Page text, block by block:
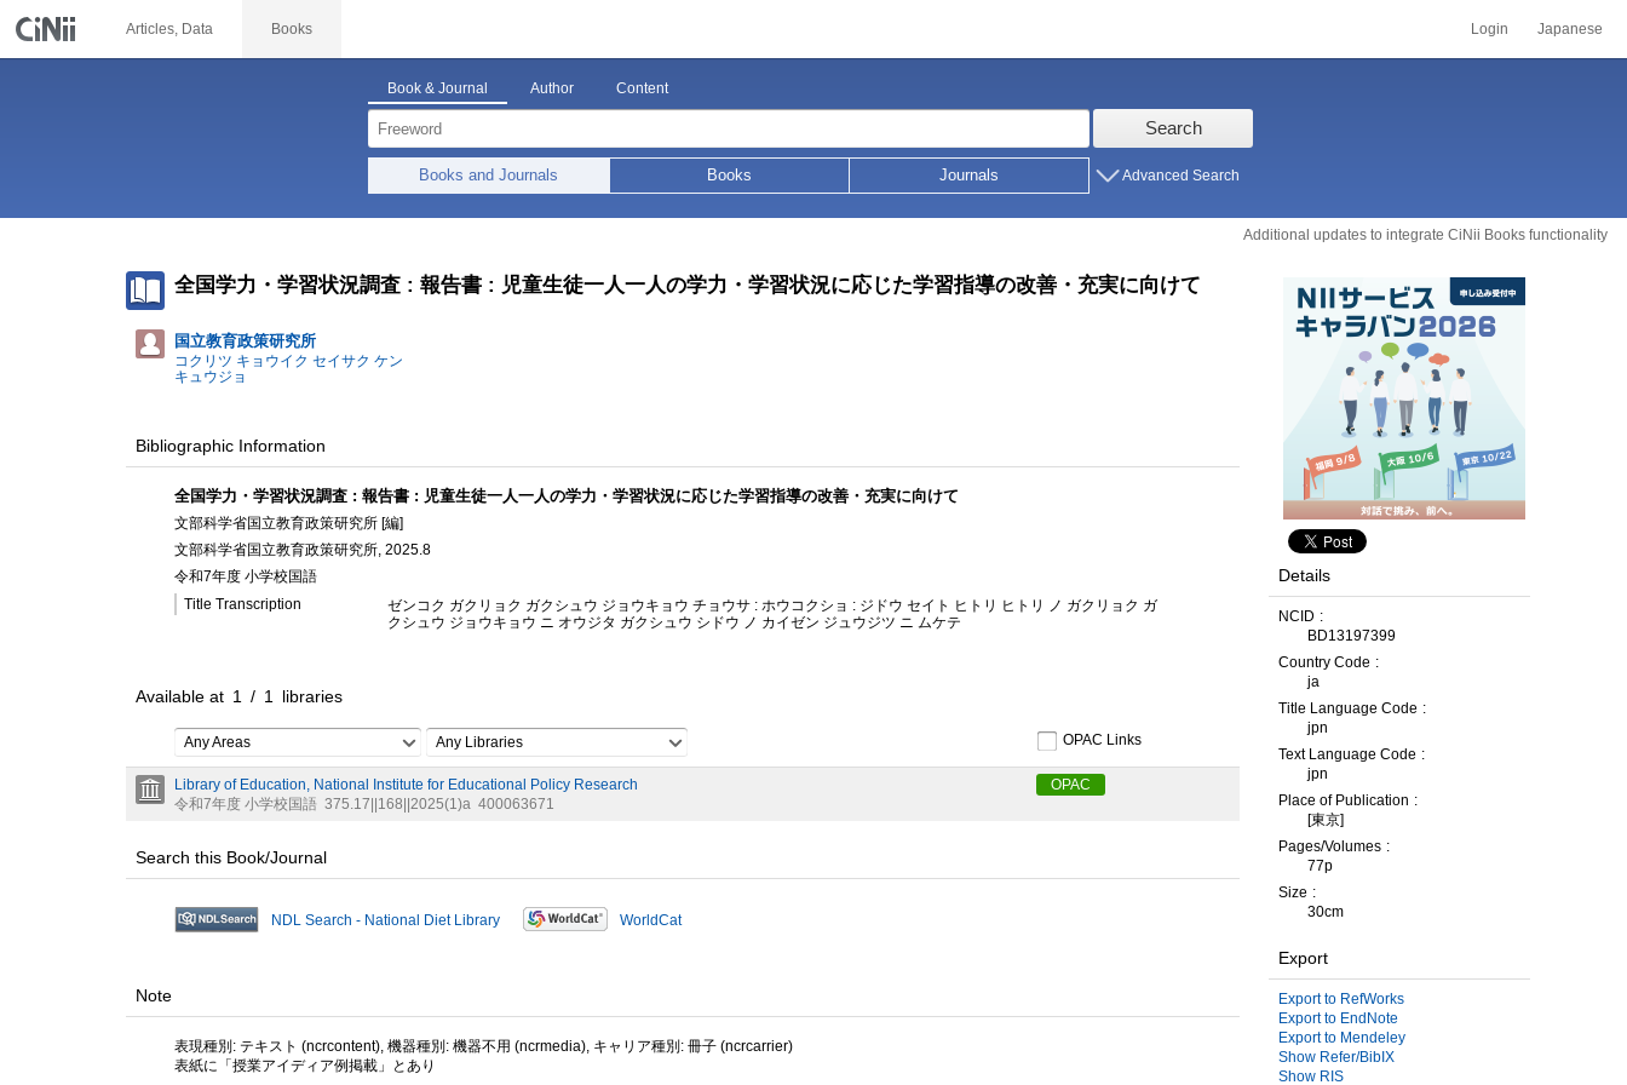
Articles, Data Books Login Japanese
Book & Journal Author Content
Search
Books and Journals Books Journals Advanced Search
Additional updates to integrate CiNii Books functionality
全国学力・学習状況調査 : 報告書 : 児童生徒一人一人の学力・学習状況に応じた学習指導の改善・充実に向けて
国立教育政策研究所
コクリツ キョウイク セイサク ケン
キュウジョ
Bibliographic Information
全国学力・学習状況調査 : 報告書 : 児童生徒一人一人の学力・学習状況に応じた学習指導の改善・充実に向けて
文部科学省国立教育政策研究所 [編]
文部科学省国立教育政策研究所, 2025.8
令和7年度 小学校国語
Title Transcription
ゼンコク ガクリョク ガクシュウ ジョウキョウ チョウサ : ホウコクショ : ジドウ セイト ヒトリ ヒトリ ノ ガクリョク ガ
クシュウ ジョウキョウ ニ オウジタ ガクシュウ シドウ ノ カイゼン ジュウジツ ニ ムケテ
Available at 1 / 1 libraries
Any Areas Any Libraries OPAC Links
Library of Education, National Institute for Educational Policy Research
令和7年度 小学校国語 375.17||168||2025(1)a 400063671
OPAC
Search this Book/Journal
NDL Search - National Diet Library WorldCat
Note
表現種別: テキスト (ncrcontent), 機器種別: 機器不用 (ncrmedia), キャリア種別: 冊子 (ncrcarrier)
表紙に「授業アイディア例掲載」とあり
Details
NCID
BD13197399
Country Code
ja
Title Language Code
jpn
Text Language Code
jpn
Place of Publication
[東京]
Pages/Volumes
77p
Size
30cm
Export
Export to RefWorks
Export to EndNote
Export to Mendeley
Show Refer/BibIX
Show RIS